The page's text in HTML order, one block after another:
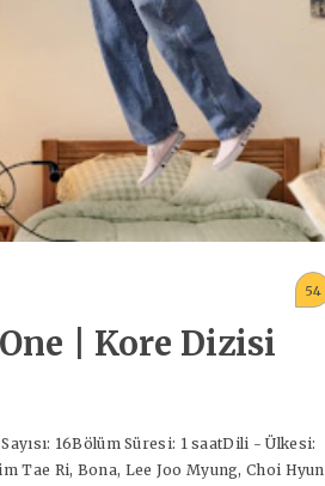
54
| Kore Dizisi
16Bölüm Süresi: 1 saatDili - Ülkesi:
Tae Ri, Bona, Lee Joo Myung, Choi Hyun